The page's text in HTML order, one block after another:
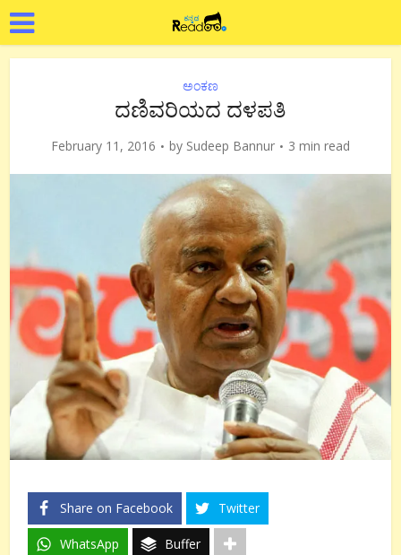
ಅಂಕಣ
ದಣಿವರಿಯದ ದಳಪತಿ
February 11, 2016 by Sudeep Bannur 3 min read
Share on Facebook Twitter
WhatsApp Buffer